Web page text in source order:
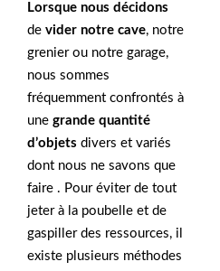
Lorsque nous décidons
de vider notre cave, notre
grenier ou notre garage,
nous sommes
fréquemment confrontés à
une grande quantité
d’objets divers et variés
dont nous ne savons que
faire . Pour éviter de tout
jeter à la poubelle et de
gaspiller des ressources, il
existe plusieurs méthodes